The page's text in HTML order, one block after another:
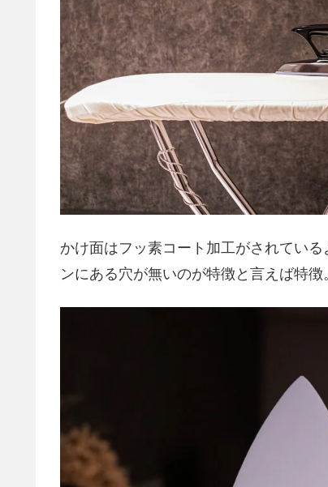
かけ面はフッ素コート加工がされてい
ンにある穴が無いのが特徴と言えば特徴